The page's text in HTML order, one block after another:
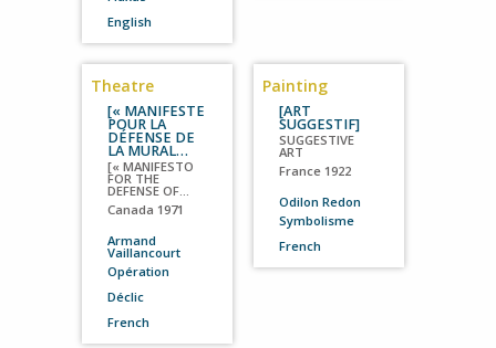
English
Theatre
[« MANIFESTE
POUR LA
DÉFENSE DE
LA MURAL…
[« MANIFESTO
FOR THE
DEFENSE OF…
Canada 1971
Armand
Vaillancourt
Opération
Déclic
French
Painting
[ART
SUGGESTIF]
SUGGESTIVE
ART
France 1922
Odilon Redon
Symbolisme
French